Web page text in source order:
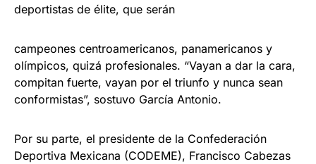
deportistas de élite, que serán
campeones centroamericanos, panamericanos y
olímpicos, quizá profesionales. “Vayan a dar la cara,
compitan fuerte, vayan por el triunfo y nunca sean
conformistas”, sostuvo García Antonio.
Por su parte, el presidente de la Confederación
Deportiva Mexicana (CODEME), Francisco Cabezas